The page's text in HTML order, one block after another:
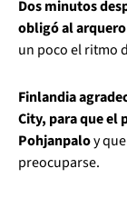
Dos minutos
obligó al
un poco el ritmo
Finlandia
City, para que el
Pohjanpaloy
preocuparse.